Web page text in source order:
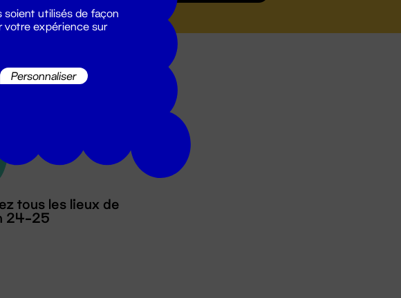
tous les lieux de
24-25
soient utilisés de façon
votre expérience sur
Personnaliser